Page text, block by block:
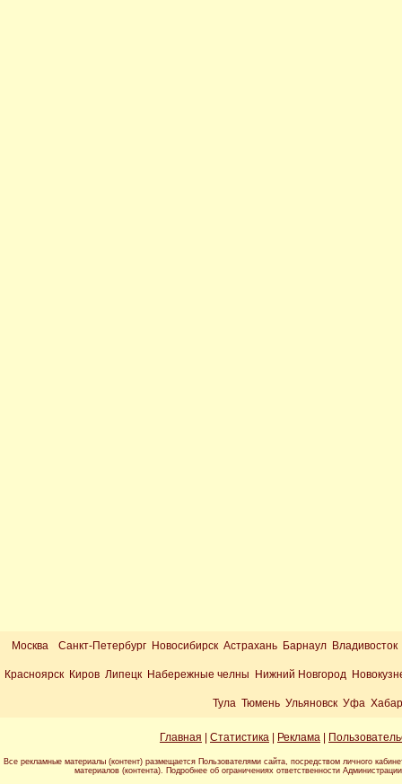
Москва Санкт-Петербург Новосибирск Астрахань Барнаул
Красноярск Киров Липецк Набережные челны Нижний Новгород
Тула Тюмень Ульяновск Уфа
Главная Статистика Реклама
Все рекламные материалы (контент) размещается Пользователями сайта, посредством личного
материалов (контента). Подробнее об ограничениях ответственности